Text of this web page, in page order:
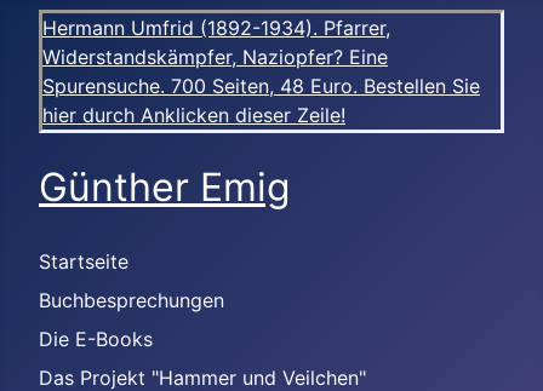
Hermann Umfrid (1892-1934). Pfarrer,
Widerstandskämpfer, Naziopfer? Eine
Spurensuche. 700 Seiten, 48 Euro. Bestellen Sie
hier durch Anklicken dieser Zeile!
Günther Emig
Startseite
Buchbesprechungen
Die E-Books
Das Projekt "Hammer und Veilchen"